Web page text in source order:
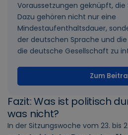
Voraussetzungen geknüpft, die
Dazu gehören nicht nur eine
Mindestaufenthaltsdauer,
der deutschen Sprache und
die deutsche Gesellschaft zu
Zum
Fazit: Was ist politisch
was nicht?
In der Sitzungswoche vom 23. bis